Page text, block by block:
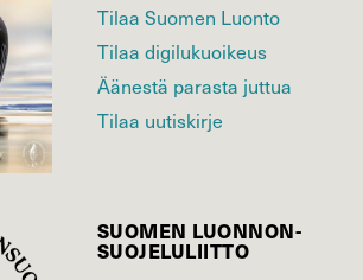
Tilaa Suomen Luonto
Tilaa digilukuoikeus
Äänestä parasta juttua
Tilaa uutiskirje
SUOMEN LUONNON­
SUOJELU­LIITTO